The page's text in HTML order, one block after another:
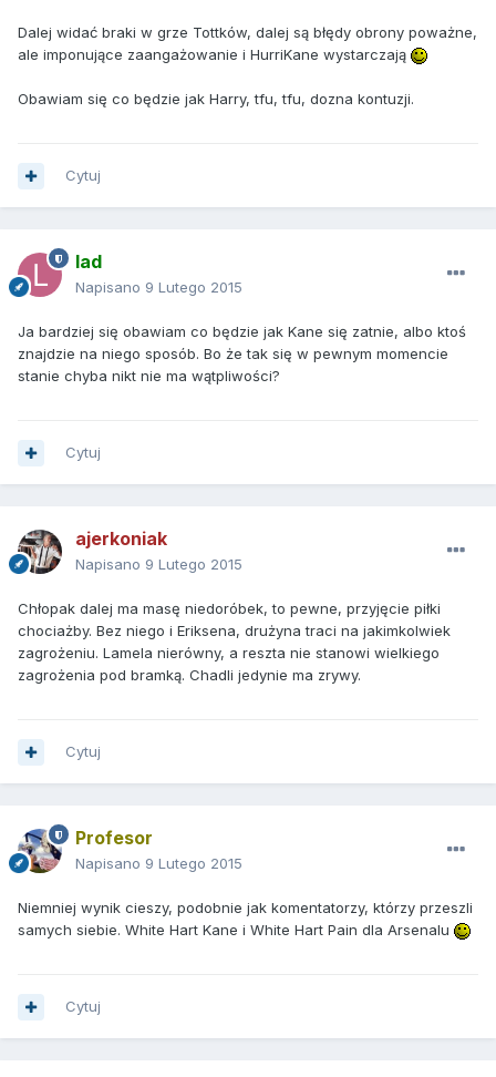
Dalej widać braki w grze Tottków, dalej są błędy obrony poważne,
ale imponujące zaangażowanie i HurriKane wystarczają
Obawiam się co będzie jak Harry, tfu, tfu, dozna kontuzji.
Cytuj
lad
Napisano 9 Lutego 2015
Ja bardziej się obawiam co będzie jak Kane się zatnie, albo ktoś
znajdzie na niego sposób. Bo że tak się w pewnym momencie
stanie chyba nikt nie ma wątpliwości?
Cytuj
ajerkoniak
Napisano 9 Lutego 2015
Chłopak dalej ma masę niedoróbek, to pewne, przyjęcie piłki
chociażby. Bez niego i Eriksena, drużyna traci na jakimkolwiek
zagrożeniu. Lamela nierówny, a reszta nie stanowi wielkiego
zagrożenia pod bramką. Chadli jedynie ma zrywy.
Cytuj
Profesor
Napisano 9 Lutego 2015
Niemniej wynik cieszy, podobnie jak komentatorzy, którzy przeszli
samych siebie. White Hart Kane i White Hart Pain dla Arsenalu
Cytuj